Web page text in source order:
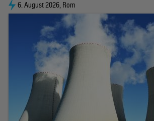
6. August 2026, Rom